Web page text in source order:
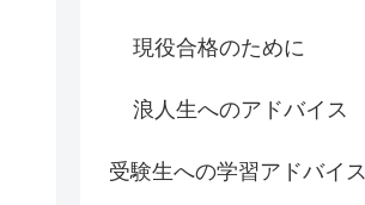
現役合格のために
浪人生へのアドバイス
受験生への学習アドバイス